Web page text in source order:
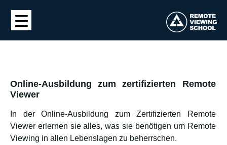
Online-Ausbildung zum zertifizierten Remote
Viewer
In der Online-Ausbildung zum Zertifizierten Remote
Viewer erlernen sie alles, was sie benötigen um Remote
Viewing in allen Lebenslagen zu beherrschen.